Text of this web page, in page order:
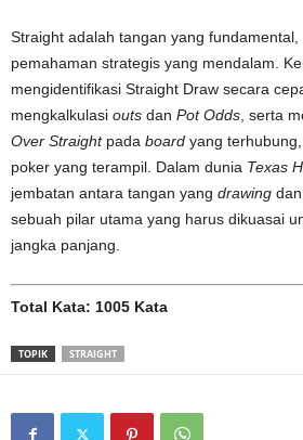
Straight adalah tangan yang
pemahaman strategis yang mendalam.
mengidentifikasi Straight Draw secara
mengkalkulasi outs dan Pot Odds , serta
Over Straightpada board yang
poker yang terampil. Dalam dunia Texas
jembatan antara tangan yang drawing
sebuah pilar utama yang harus dikuasai
jangka panjang.
Total Kata: 1005 Kata
TOPIK STRAIGHT